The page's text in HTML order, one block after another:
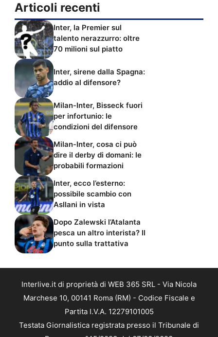
Articoli recenti
Inter, la Premier sul
talento nerazzurro: oltre
70 milioni sul piatto
Inter, sirene dalla Spagna:
addio al difensore?
Milan-Inter, Bisseck fuori
per infortunio: le
condizioni del difensore
Milan-Inter, cosa ci può
dire il derby di domani: le
probabili formazioni
Inter, ecco l’esterno:
possibile scambio con
Asllani in vista
Dopo Zalewski l’Atalanta
pesca un altro interista? Il
punto sulla trattativa
Interlive.it di proprietà di WEB 365 SRL - Via Nicola
Marchese 10, 00141 Roma (RM) - Codice Fiscale e
Partita I.V.A. 12279101005
Testata Giornalistica registrata presso il Tribunale di